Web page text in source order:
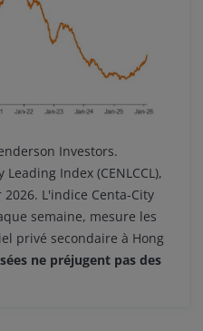
Investors.
Index (CENLCCL),
L'indice Centa-City
semaine, mesure les
privé secondaire à Hong
ne préjugent pas des